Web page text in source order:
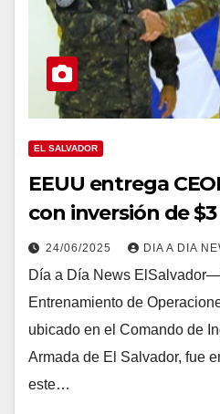
EL SALVADOR
EEUU entrega
con inversión de
24/06/2025 DIA A DIA
Día a Día News
Entrenamiento de
ubicado en el Comando de
Armada de El Salvador, fue
este…